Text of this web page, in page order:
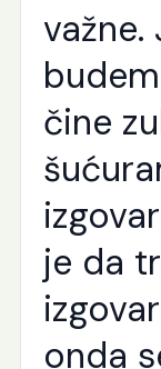
važne.
čine
je da
onda